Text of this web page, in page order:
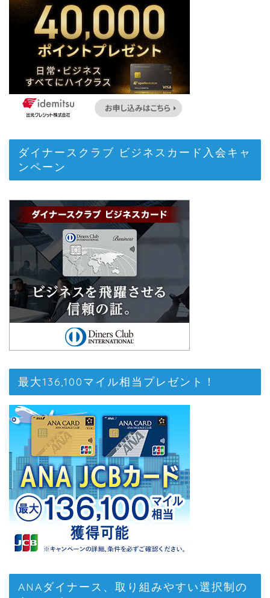
ダイナースクラブ ビジネスカード入会キャ
ンペーン
最大136,100マイル相当プレゼント！
ANAダイナース、取り組みやすい選択制の